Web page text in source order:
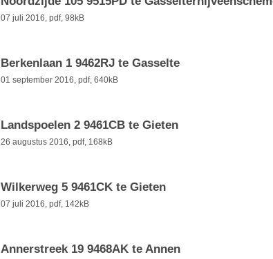
07 juli 2016, pdf, 98kB
Berkenlaan 1 9462RJ te Gasselte
01 september 2016, pdf, 640kB
Landspoelen 2 9461CB te Gieten
26 augustus 2016, pdf, 168kB
Wilkerweg 5 9461CK te Gieten
07 juli 2016, pdf, 142kB
Annerstreek 19 9468AK te Annen